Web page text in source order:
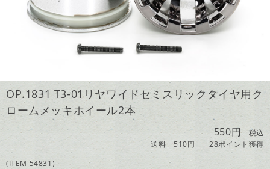
OP.1831 T3-01リヤワイドセミスリックタイヤ用ク
ロームメッキホイール2本
550円税込
送料 510円
28ポイント獲得
(ITEM 54831)